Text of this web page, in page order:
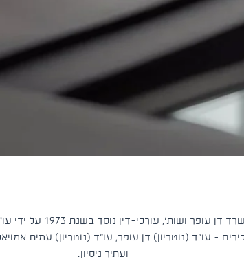
דן עופר ושות', עורכי-דין נוסד בשנת 1973 על ידי עו"ד דן עופר.
עו"ד (נוטריון) דן עופר, עו"ד (נוטריון) עמית אמויאל
ועתיר ניסיון.